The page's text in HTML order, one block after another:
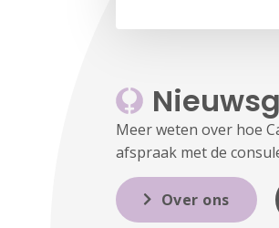
Meer weten over hoe
afspraak met de
Over ons